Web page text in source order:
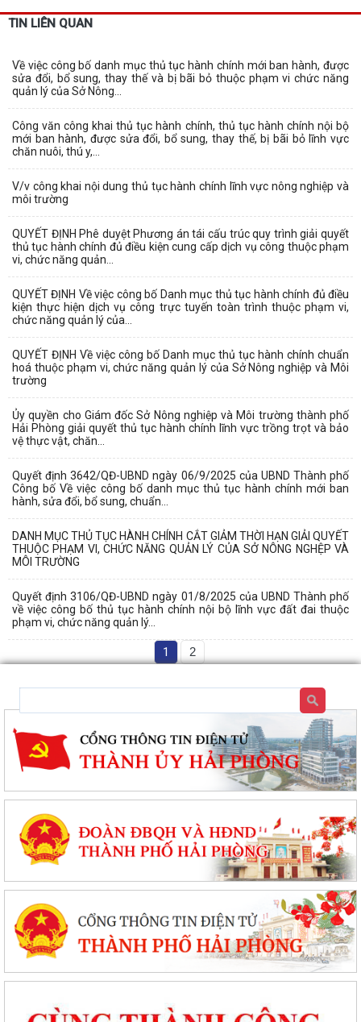
TIN LIÊN QUAN
Về việc công bố danh mục thủ tục hành chính mới ban hành, được
sửa đổi, bổ sung, thay thế và bị bãi bỏ thuộc phạm vi chức năng
quản lý của Sở Nông...
Công văn công khai thủ tục hành chính, thủ tục hành chính nội bộ
mới ban hành, được sửa đổi, bổ sung, thay thế, bị bãi bỏ lĩnh vực
chăn nuôi, thú y,...
V/v công khai nội dung thủ tục hành chính lĩnh vực nông nghiệp và
môi trường
QUYẾT ĐỊNH Phê duyệt Phương án tái cấu trúc quy trình giải quyết
thủ tục hành chính đủ điều kiện cung cấp dịch vụ công thuộc phạm
vi, chức năng quản...
QUYẾT ĐỊNH Về việc công bố Danh mục thủ tục hành chính đủ điều
kiện thực hiện dịch vụ công trực tuyến toàn trình thuộc phạm vi,
chức năng quản lý của...
QUYẾT ĐỊNH Về việc công bố Danh mục thủ tục hành chính chuẩn
hoá thuộc phạm vi, chức năng quản lý của Sở Nông nghiệp và Môi
trường
Ủy quyền cho Giám đốc Sở Nông nghiệp và Môi trường thành phố
Hải Phòng giải quyết thủ tục hành chính lĩnh vực trồng trọt và bảo
vệ thực vật, chăn...
Quyết định 3642/QĐ-UBND ngày 06/9/2025 của UBND Thành phố
Công bố Về việc công bố danh mục thủ tục hành chính mới ban
hành, sửa đổi, bổ sung, chuẩn...
DANH MỤC THỦ TỤC HÀNH CHÍNH CẮT GIẢM THỜI HẠN GIẢI QUYẾT
THUỘC PHẠM VI, CHỨC NĂNG QUẢN LÝ CỦA SỞ NÔNG NGHỆP VÀ
MÔI TRƯỜNG
Quyết định 3106/QĐ-UBND ngày 01/8/2025 của UBND Thành phố
về việc công bố thủ tục hành chính nội bộ lĩnh vực đất đai thuộc
phạm vi, chức năng quản lý...
1 2